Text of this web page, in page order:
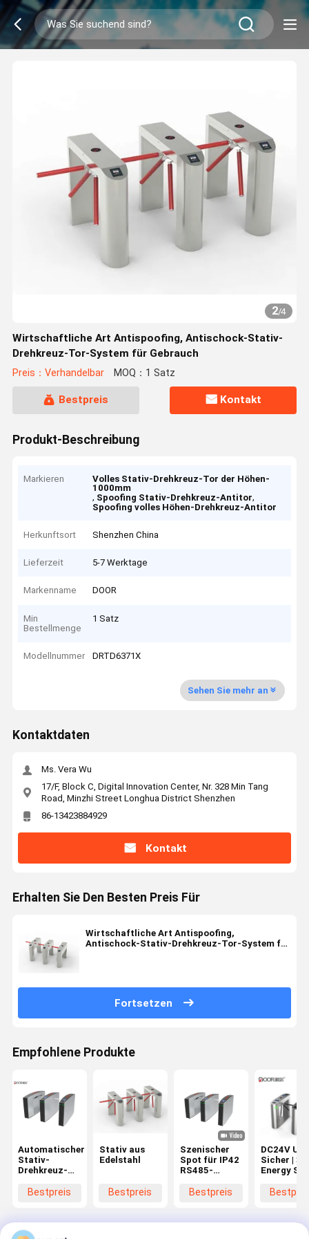
2/4
Wirtschaftliche Art Antispoofing, Antischock-Stativ-
Drehkreuz-Tor-System für Gebrauch
Preis：Verhandelbar MOQ：1 Satz
Bestpreis Kontakt
Produkt-Beschreibung
Markieren
Volles Stativ-Drehkreuz-Tor der Höhen-
1000mm
, Spoofing Stativ-Drehkreuz-Antitor,
Spoofing volles Höhen-Drehkreuz-Antitor
Herkunftsort Shenzhen China
Lieferzeit 5-7 Werktage
Markenname DOOR
Min
Bestellmenge
1 Satz
Modellnummer DRTD6371X
Sehen Sie mehr an
Kontaktdaten
Ms. Vera Wu
17/F, Block C, Digital Innovation Center, Nr. 328 Min Tang
Road, Minzhi Street Longhua District Shenzhen
86-13423884929
Kontakt
Erhalten Sie Den Besten Preis Für
Wirtschaftliche Art Antispoofing,
Antischock-Stativ-Drehkreuz-Tor-System für
Fortsetzen
Empfohlene Produkte
Automatischer
Stativ-
Drehkreuz-
Bestpreis
Stativ aus
Edelstahl
Bestpreis
Szenischer
Spot für IP42
RS485-
30-W-Stativ-
Bestpreis
DC24V
Sicher |
Energy
Hochfluss-